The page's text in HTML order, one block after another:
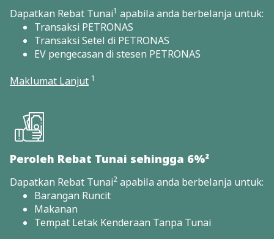
Dapatkan Rebat Tunai1 apabila anda berbelanja untuk:
Transaksi PETRONAS
Transaksi Setel di PETRONAS
EV pengecasan di stesen PETRONAS
Maklumat Lanjut 1
Peroleh Rebat Tunai sehingga 6%²
Dapatkan Rebat Tunai2 apabila anda berbelanja untuk:
Barangan Runcit
Makanan
Tempat Letak Kenderaan Tanpa Tunai